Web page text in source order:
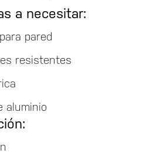
a necesitar:
pared
resistentes
aluminio